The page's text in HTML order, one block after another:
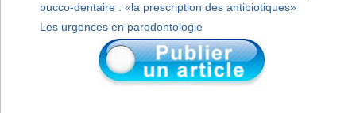
bucco-dentaire : «la prescription des antibiotiques»
Les urgences en parodontologie